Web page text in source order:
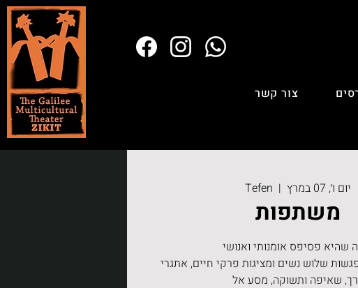
צור קשר
יום ו׳, 07 במרץ
  |
Tefen
משתפות
שלוש נשים ומציגות פרקי חיים, אתגרי